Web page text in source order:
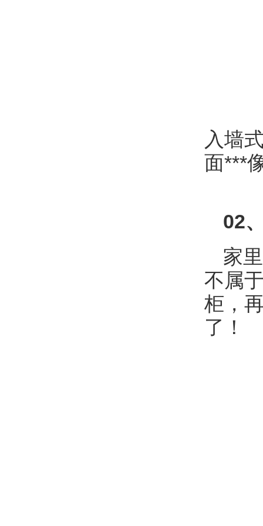
入墙
面***
02
家
不属
柜，
了！